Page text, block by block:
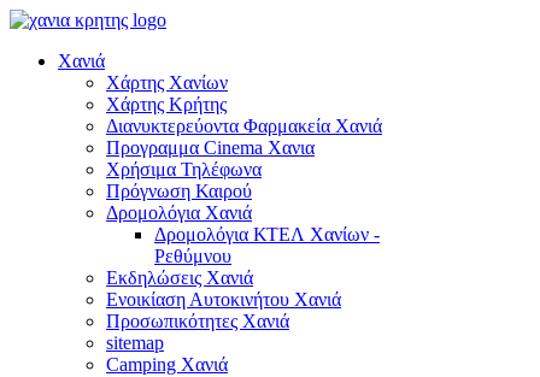
Χανιά
Χάρτης Χανίων
Χάρτης Κρήτης
Διανυκτερεύοντα Φαρμακεία Χανιά
Προγραμμα Cinema Χανια
Χρήσιμα Τηλέφωνα
Πρόγνωση Καιρού
Δρομολόγια Χανιά
Δρομολόγια ΚΤΕΛ Χανίων -
Ρεθύμνου
Εκδηλώσεις Χανιά
Ενοικίαση Αυτοκινήτου Χανιά
Προσωπικότητες Χανιά
sitemap
Camping Χανιά